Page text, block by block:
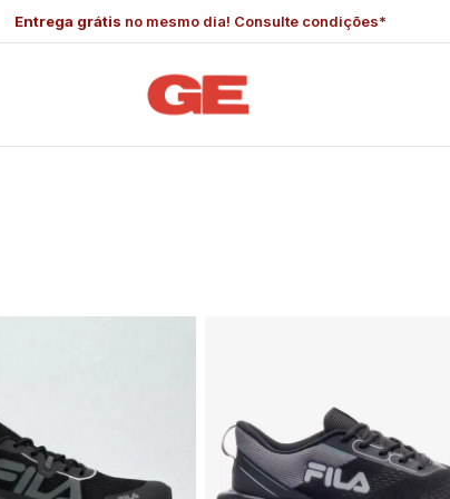
Entrega grátis no mesmo dia! Consulte condições*